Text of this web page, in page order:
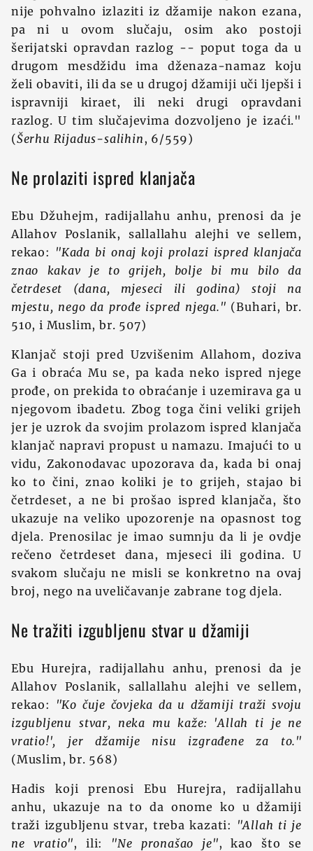
nije pohvalno izlaziti iz džamije nakon ezana,
pa ni u ovom slučaju, osim ako postoji
šerijatski opravdan razlog -- poput toga da u
drugom mesdžidu ima dženaza-namaz koju
želi obaviti, ili da se u drugoj džamiji uči ljepši i
ispravniji kiraet, ili neki drugi opravdani
razlog. U tim slučajevima dozvoljeno je izaći."
(Šerhu Rijadus-salihin, 6/559)
Ne prolaziti ispred klanjača
Ebu Džuhejm, radijallahu anhu, prenosi da je
Allahov Poslanik, sallallahu alejhi ve sellem,
rekao: "Kada bi onaj koji prolazi ispred klanjača
znao kakav je to grijeh, bolje bi mu bilo da
četrdeset (dana, mjeseci ili godina) stoji na
mjestu, nego da prođe ispred njega." (Buhari, br.
510, i Muslim, br. 507)
Klanjač stoji pred Uzvišenim Allahom, doziva
Ga i obraća Mu se, pa kada neko ispred njege
prođe, on prekida to obraćanje i uzemirava ga u
njegovom ibadetu. Zbog toga čini veliki grijeh
jer je uzrok da svojim prolazom ispred klanjača
klanjač napravi propust u namazu. Imajući to u
vidu, Zakonodavac upozorava da, kada bi onaj
ko to čini, znao koliki je to grijeh, stajao bi
četrdeset, a ne bi prošao ispred klanjača, što
ukazuje na veliko upozorenje na opasnost tog
djela. Prenosilac je imao sumnju da li je ovdje
rečeno četrdeset dana, mjeseci ili godina. U
svakom slučaju ne misli se konkretno na ovaj
broj, nego na uveličavanje zabrane tog djela.
Ne tražiti izgubljenu stvar u džamiji
Ebu Hurejra, radijallahu anhu, prenosi da je
Allahov Poslanik, sallallahu alejhi ve sellem,
rekao:
"Ko čuje čovjeka da u džamiji traži svoju
izgubljenu stvar, neka mu kaže: 'Allah ti je ne
vratio!', jer džamije nisu izgrađene za to."
(Muslim, br. 568)
Hadis koji prenosi Ebu Hurejra, radijallahu
anhu, ukazuje na to da onome ko u džamiji
traži izgubljenu stvar, treba kazati: "Allah ti je
ne vratio", ili: "Ne pronašao je", kao što se